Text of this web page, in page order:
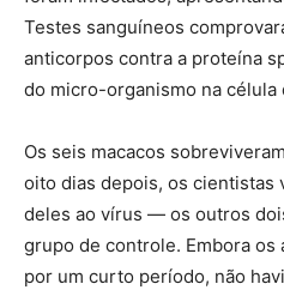
Testes sanguíneos
anticorpos contra a proteína
do micro-organismo na célula
Os seis macacos
oito dias depois, os cientistas
deles ao vírus — os outros
grupo de controle. Embora
por um curto período, não